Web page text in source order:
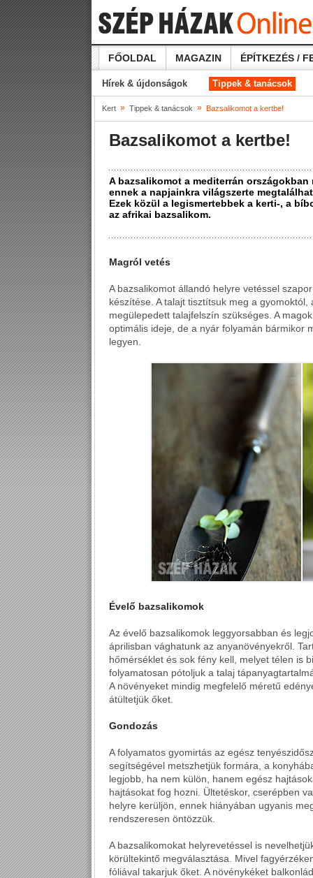
FŐOLDAL MAGAZIN ÉPÍTKEZÉS /
Hírek & újdonságok Tippek & tanácsok
Kert » Tippek & tanácsok » Bazsalikomot a kertbe!
Bazsalikomot a kertbe!
A bazsalikomot a mediterrán
ennek a napjainkra világszerte
Ezek közül a legismertebbek a kerti-, a
az afrikai bazsalikom.
Magról vetés
A bazsalikomot állandó helyre vetéssel
készítése. A talajt tisztítsuk meg a
megülepedett talajfelszín szükséges. A
optimális ideje, de a nyár folyamán bármikor
legyen.
Évelő bazsalikomok
Az évelő bazsalikomok leggyorsabban és
áprilisban vághatunk az anyanövényekről.
hőmérséklet és sok fény kell, melyet télen is
folyamatosan pótoljuk a talaj
A növényeket mindig megfelelő méretű
átültetjük őket.
Gondozás
A folyamatos gyomirtás az egész
segítségével metszhetjük formára, a
legjobb, ha nem külön, hanem egész
hajtásokat fog hozni. Ültetéskor, cserépben
helyre kerüljön, ennek hiányában ugyanis
rendszeresen öntözzük.
A bazsalikomokat helyrevetéssel is
körültekintő megválasztása. Mivel
fóliával takarjuk őket. A növénykéket